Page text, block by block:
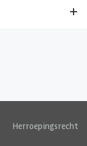
Herroepingsrecht